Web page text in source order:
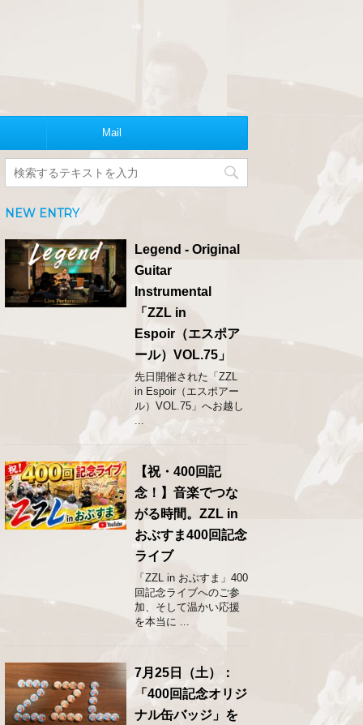
Mail
NEW ENTRY
Legend - Original
Guitar
Instrumental
「ZZL in
Espoir（エスポア
ール）VOL.75」
先日開催された「ZZL
in Espoir（エスポアー
ル）VOL.75」へお越し
...
【祝・400回記
念！】音楽でつな
がる時間。ZZL in
おぶすま400回記念
ライブ
「ZZL in おぶすま」400
回記念ライブへのご参
加、そして温かい応援
を本当に ...
7月25日（土）：
「400回記念オリジ
ナル缶バッジ」を